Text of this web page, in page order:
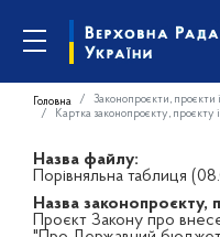
Головна Законопроєкти, проєкти
Картка законопроєкту, проєкту
Назва файлу:
Порівняльна таблиця
Назва законопроєкту,
Проєкт Закону про